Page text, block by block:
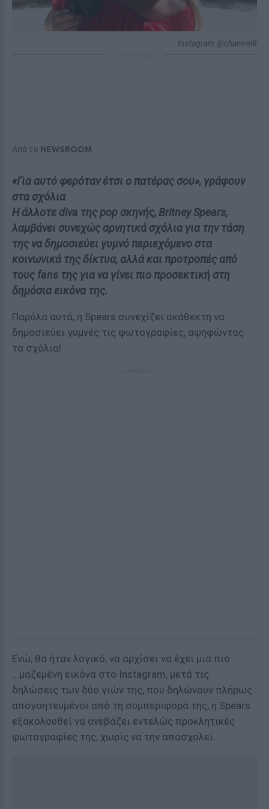
Instagram @channel8
Από το NEWSROOM
«Για αυτό φερόταν έτσι ο πατέρας σου», γράφουν
στα σχόλια
Η άλλοτε diva της pop σκηνής, Britney Spears,
λαμβάνει συνεχώς αρνητικά σχόλια για την τάση
της να δημοσιεύει γυμνό περιεχόμενο στα
κοινωνικά της δίκτυα, αλλά και προτροπές από
τους fans της για να γίνει πιο προσεκτική στη
δημόσια εικόνα της.
Παρόλα αυτά, η Spears συνεχίζει ακάθεκτη να
δημοσιεύει γυμνές τις φωτογραφίες, αψηφώντας
τα σχόλια!
Ενώ, θα ήταν λογικό, να αρχίσει να έχει μια πιο
...μαζεμένη εικόνα στο Instagram, μετά τις
δηλώσεις των δύο γιών της, που δηλώνουν πλήρως
απογοητευμένοι από τη συμπεριφορά της, η Spears
εξακολουθεί να ανεβάζει εντελώς προκλητικές
φωτογραφίες της, χωρίς να την απασχολεί.